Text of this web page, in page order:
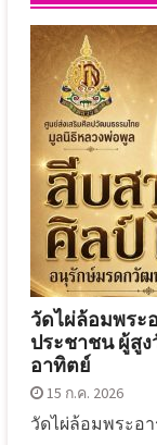
วัดไผ่ล้อมพระ
ประชาชน ผู้สู
อาทิตย์
15 ก.ค. 2026
วัดไผ่ล้อมพระอ